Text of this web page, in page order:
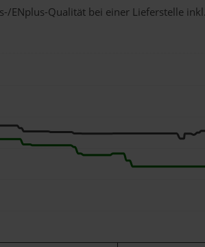
ENplus-Qualität bei einer Lieferstelle